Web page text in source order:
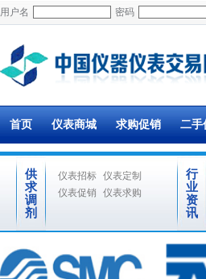
用户名 密码
首页 仪表商城 求购促销 二手
供
求
调
剂
仪表招标 仪表定制
仪表促销
仪表求购
行
业
资
讯